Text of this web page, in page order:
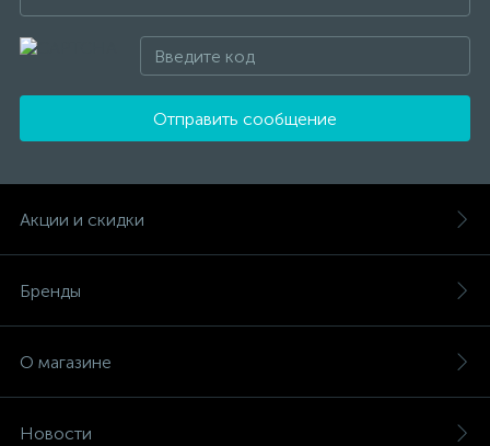
Отправить сообщение
Акции и скидки
Бренды
О магазине
Новости